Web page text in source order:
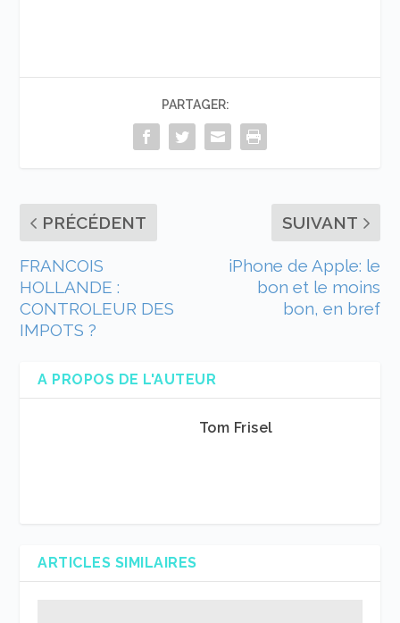
PARTAGER:
PRÉCÉDENT
FRANCOIS
HOLLANDE :
CONTROLEUR DES
IMPOTS ?
SUIVANT
iPhone de Apple: le
bon et le moins
bon, en bref
A PROPOS DE L'AUTEUR
Tom Frisel
ARTICLES SIMILAIRES